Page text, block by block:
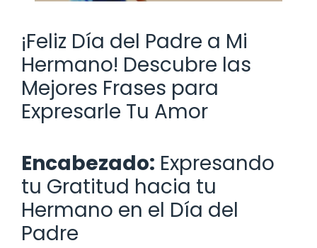
¡Feliz Día del Padre a Mi
Hermano! Descubre las
Mejores Frases para
Expresarle Tu Amor
Encabezado: Expresando
tu Gratitud hacia tu
Hermano en el Día del
Padre